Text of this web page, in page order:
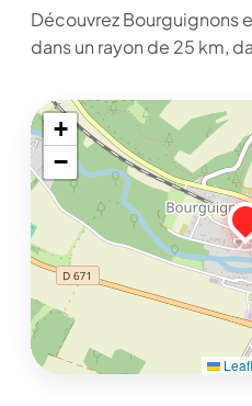
Découvrez Bourguignons
dans un rayon de 25 km,
+
−